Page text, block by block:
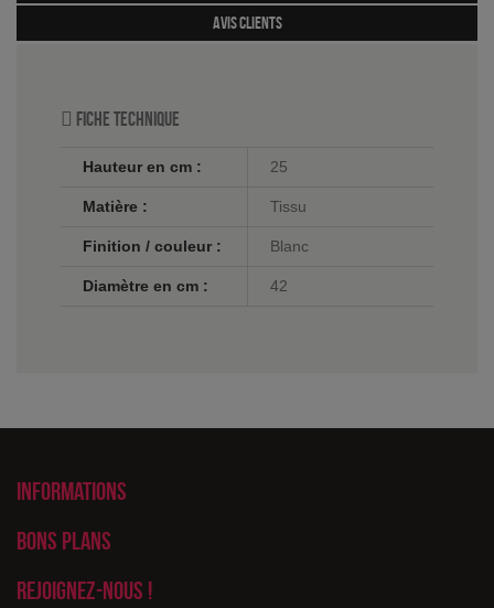
avis clients
Fiche technique
Hauteur en cm : 25
Matière : Tissu
Finition / couleur : Blanc
Diamètre en cm : 42
Informations
Bons plans
Rejoignez-nous !